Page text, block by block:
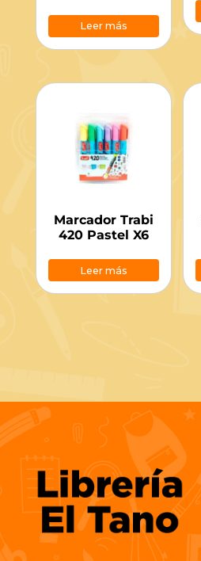
Leer más
Marcador Trabi
420 Pastel X6
Leer más